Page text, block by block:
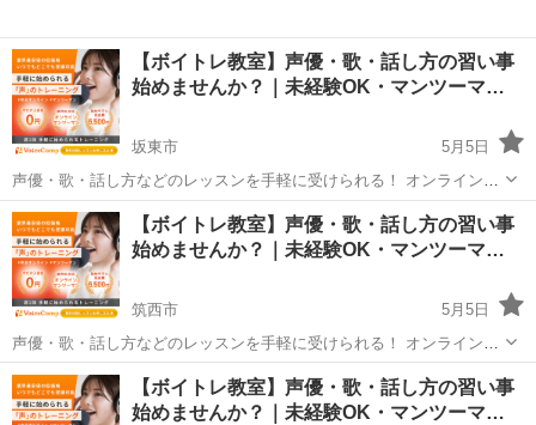
【ボイトレ教室】声優・歌・話し方の習い事
始めませんか？｜未経験OK・マンツーマ…
坂東市
5月5日
声優・歌・話し方などのレッスンを手軽に受けられる！ オンラインボ
イトレ教室「Voice Camp（ボイスキャンプ）」 「声優のレッスンを一
度受けてみたい」 「話し方に自信がなくて改善したい」 「歌が上手く
なって気...
茨城 坂東市 その他 声優
【ボイトレ教室】声優・歌・話し方の習い事
始めませんか？｜未経験OK・マンツーマ…
筑西市
5月5日
声優・歌・話し方などのレッスンを手軽に受けられる！ オンラインボ
イトレ教室「Voice Camp（ボイスキャンプ）」 「声優のレッスンを一
度受けてみたい」 「話し方に自信がなくて改善したい」 「歌が上手く
なって気...
茨城 筑西市 その他 声優
【ボイトレ教室】声優・歌・話し方の習い事
始めませんか？｜未経験OK・マンツーマ…